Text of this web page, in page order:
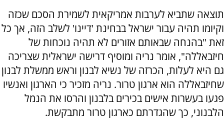
תוצאה שתביא לערבות אמריקאית לשמירת הסכם שכזה
וקיומו תהיה עבור ישראל בבחינת 'דיינו' לשלב הזה, אך כל
זאת "בהנחה שבאותם אזורים לא תהיה נוכחות של
חיזבאללה", אומר נריה ומוסיף דרישה ישראלית שצריכה
גם היא לעלות, הכרזה של נשיא לבנון וראש ממשלת לבנון
שחיזבאללה הוא ארגון טרור. נריה מזכיר כי הארגון ואנשיו
פגעו בעשרות אישים בכירים בלבנון והרסו את הנמל
הלבנוני, כך שהגדרתם כארגון טרור מתבקשת.